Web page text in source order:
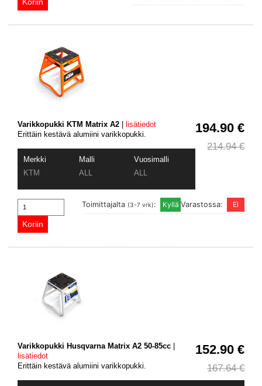
194.90 €
214.94 €
Varikkopukki KTM Matrix A2 | lisätiedot
Erittäin kestävä alumiini varikkopukki.
Merkki Malli
Vuosimalli
KTM
ALL ALL
Varastossa:
Toimittajalta (3-7 vrk):
152.90 €
167.64 €
Varikkopukki Husqvarna Matrix A2 50-85cc
lisätiedot
Erittäin kestävä alumiini varikkopukki.